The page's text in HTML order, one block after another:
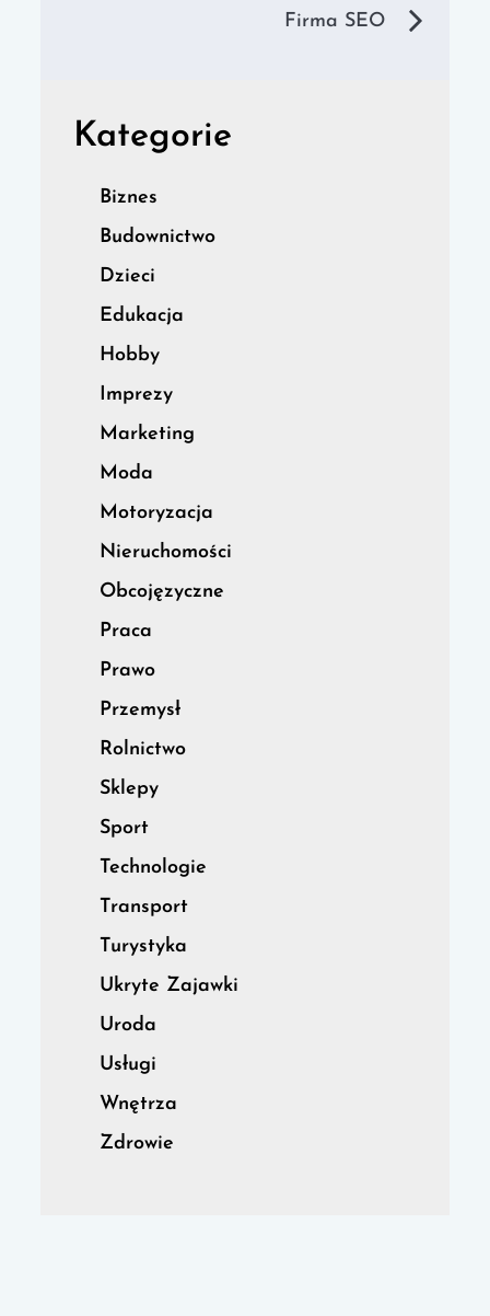
Firma SEO
Kategorie
Biznes
Budownictwo
Dzieci
Edukacja
Hobby
Imprezy
Marketing
Moda
Motoryzacja
Nieruchomości
Obcojęzyczne
Praca
Prawo
Przemysł
Rolnictwo
Sklepy
Sport
Technologie
Transport
Turystyka
Ukryte Zajawki
Uroda
Usługi
Wnętrza
Zdrowie